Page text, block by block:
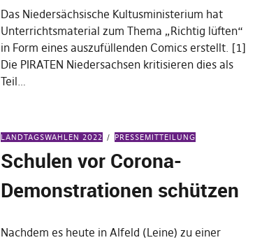
Das Niedersächsische Kultusministerium hat
Unterrichtsmaterial zum Thema „Richtig lüften“
in Form eines auszufüllenden Comics erstellt. [1]
Die PIRATEN Niedersachsen kritisieren dies als
Teil…
LANDTAGSWAHLEN 2022 PRESSEMITTEILUNG
Schulen vor Corona-
Demonstrationen schützen
Nachdem es heute in Alfeld (Leine) zu einer